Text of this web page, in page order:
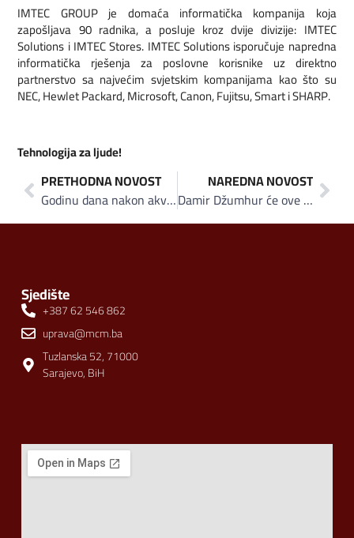
IMTEC GROUP je domaća informatička kompanija koja
zapošljava 90 radnika, a posluje kroz dvije divizije: IMTEC
Solutions i IMTEC Stores. IMTEC Solutions isporučuje napredna
informatička rješenja za poslovne korisnike uz direktno
partnerstvo sa najvećim svjetskim kompanijama kao što su
NEC, Hewlet Packard, Microsoft, Canon, Fujitsu, Smart i SHARP.
Tehnologija za ljude!
PRETHODNA NOVOST
Godinu dana nakon akvizicije LB.Profile GmbH osvaja nove tehnologije i tržišta
NAREDNA NOVOST
Damir Džumhur će ove godine trenirati uz Klasov Fit i vodu Oaza
Sjedište
+387 62 546 862
uprava@mcm.ba
Tuzlanska 52, 71000
Sarajevo, BiH